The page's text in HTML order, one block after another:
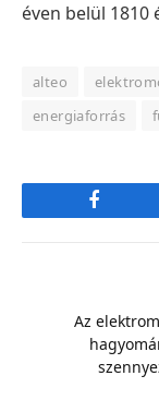
éven belül
alteo
energiaforrás
Az